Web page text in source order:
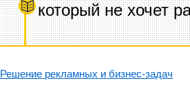
который не хочет
Решение рекламных и бизнес-задач